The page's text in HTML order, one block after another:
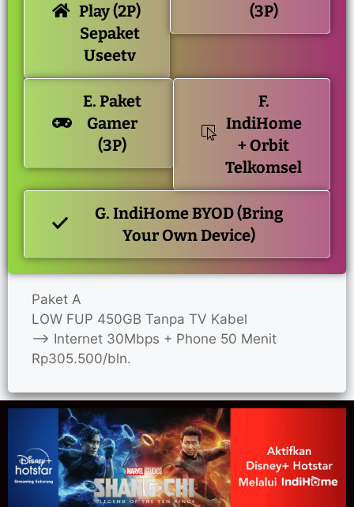
Play (2P)
Sepaket
Useetv
(3P)
E. Paket
Gamer
(3P)
F.
IndiHome
+ Orbit
Telkomsel
G. IndiHome BYOD (Bring
Your Own Device)
Paket A
LOW FUP 450GB Tanpa TV Kabel
—> Internet 30Mbps + Phone 50 Menit
Rp305.500/bln.